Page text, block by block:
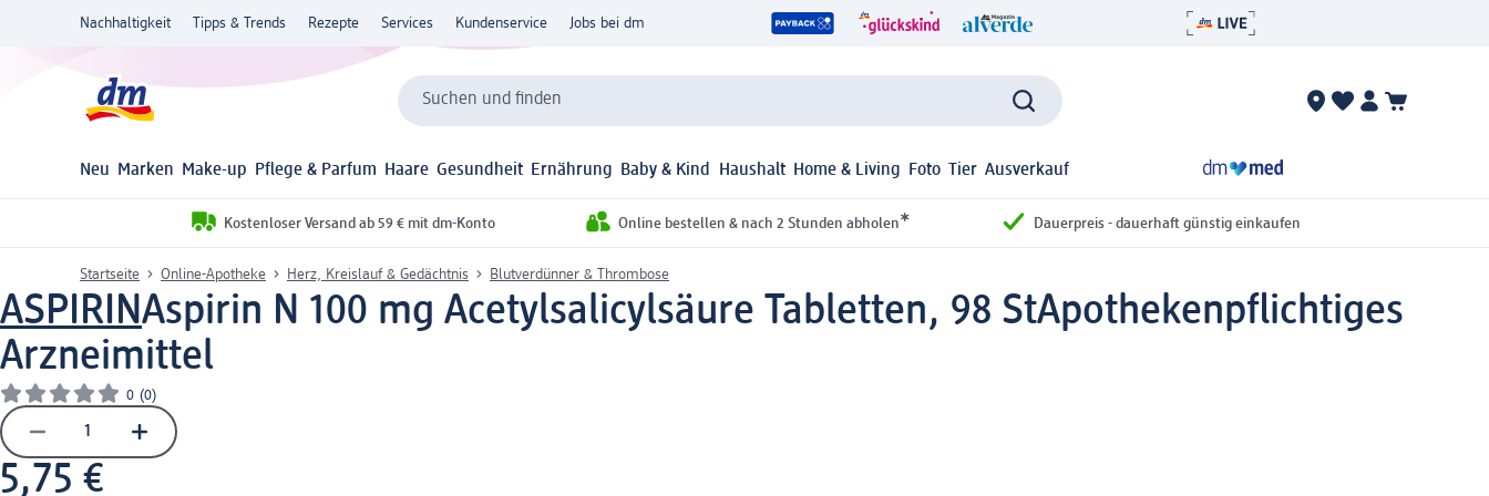
Nachhaltigkeit Tipps & Trends Rezepte Services Kundenservice Jobs bei dm
Suchen und finden
Neu Marken Make-up Pflege & Parfum Haare Gesundheit Ernährung Baby & Kind Haushalt Home & Living Foto Tier Ausverkauf
Kostenloser Versand ab 59 € mit dm-Konto Online bestellen & nach 2 Stunden abholen* Dauerpreis - dauerhaft günstig einkaufen
Startseite Online-Apotheke Herz, Kreislauf & Gedächtnis Blutverdünner & Thrombose
ASPIRINAspirin N 100 mg Acetylsalicylsäure Tabletten, 98 StApothekenpflichtiges
Arzneimittel
0 (0)
5,75 €